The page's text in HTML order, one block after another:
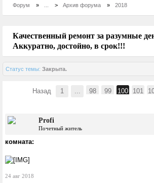
Форум » > Архив форума » 2018
Качественный ремонт за разумные
Аккуратно, достойно, в срок!!!
Статус темы: Закрыта.
Назад 1 ... 98 99 100 101
Profi
Почетный житель
комната:
24 авг 2018